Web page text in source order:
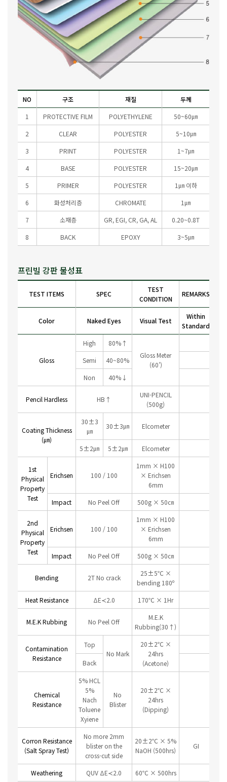
NO 구조 재질
두께
1
PROTECTIVE FILM POLYETHYLENE
50~60㎛
2
CLEAR POLYESTER
5~10㎛
3
PRINT POLYESTER
1~7㎛
4
BASE POLYESTER
15~20㎛
5
PRIMER POLYESTER
1㎛ 이하
6
화성처리층 CHROMATE
1㎛
7
소재층 GR, EGI, CR, GA, AL
0.20~0.8T
8
BACK EPOXY 3~5㎛
프린빌 강판 물성표
TEST ITEMS SPEC
TEST
CONDITION
REMARKS
Color Naked Eyes Visual Test
Within
Standard
Gloss
High
80%↑
Gloss Meter
(60’)
Semi
40~80%
Non
40%↓
Pencil Hardless HB↑
UNI-PENCIL
(500g)
Coating Thickness
(㎛)
30±3
㎛
30±3㎛ Elcometer
5±2㎛ 5±2㎛ Elcometer
1st
Physical
Property
Test
Erichsen 100 / 100
1mm × H100
× Erichsen
6mm
Impact
No Peel Off 500g × 50㎝
2nd
Physical
Property
Test
Erichsen 100 / 100
1mm × H100
× Erichsen
6mm
Impact
No Peel Off 500g × 50㎝
Bending 2T No crack
25±5℃ ×
bending 180º
Heat Resistance
ΔE≺2.0 170℃ × 1Hr
M.E.K Rubbing No Peel Off
M.E.K
Rubbing(30↑)
Contamination
Resistance
Top
No Mark
20±2℃ ×
24hrs
(Acetone)
Back
Chemical
Resistance
5% HCL
5%
Nach
Toluene
Xyiene
No
Blister
20±2℃ ×
24hrs
(Dipping)
Corron Resistance
(Salt Spray Test)
No more 2mm
blister on the
cross-cut side
20±2℃ × 5%
NaOH (500hrs)
GI
Weathering QUV ΔE≺2.0 60℃ × 500hrs